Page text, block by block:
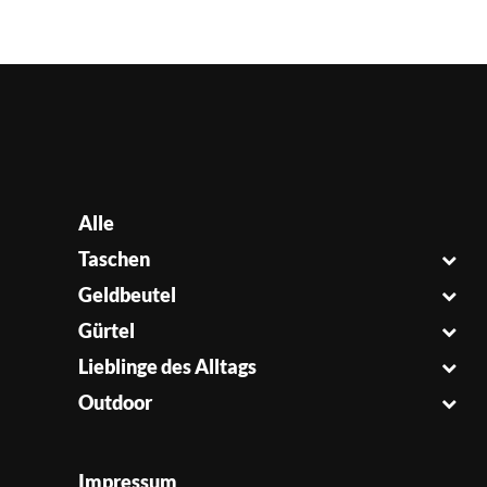
Alle
Taschen
Geldbeutel
Gürtel
Lieblinge des Alltags
Outdoor
Impressum